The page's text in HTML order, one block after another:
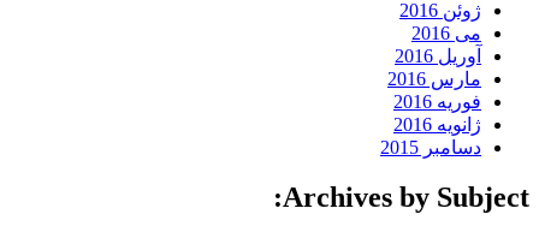
ژوئن 2016
می 2016
آوریل 2016
مارس 2016
فوریه 2016
ژانویه 2016
دسامبر 2015
Archives by Subject: